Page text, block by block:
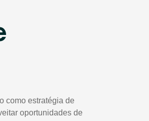
como estratégia de
oportunidades de